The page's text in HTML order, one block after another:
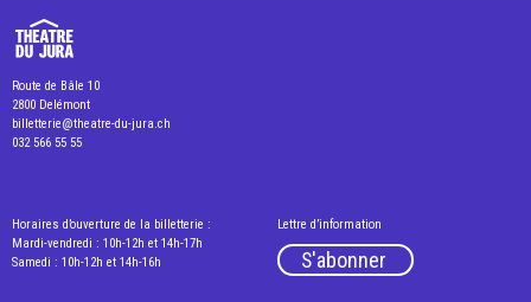
Route de Bâle 10
2800 Delémont
billetterie@theatre-du-jura.ch
032 566 55 55
Horaires d’ouverture de la billetterie :
Mardi-vendredi : 10h-12h et 14h-17h
Samedi : 10h-12h et 14h-16h
Lettre d’information
S'abonner